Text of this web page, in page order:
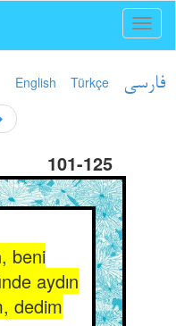
English Türkçe فارسی
101-125
beni
aydın
dedim